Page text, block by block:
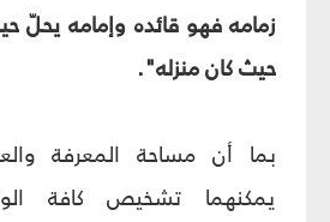
زمامه فهو قائده وإمامه يحلّ
حيث كان منزله".
بما أن مساحة المعرفة
يمكنهما تشخيص كافة